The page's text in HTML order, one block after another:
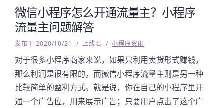
微信小程序怎么开通流量主？小程序
流量主问题解答
发布于 2020/10/21 / 上线君 / 小程序资讯
对于很多小程序商家来说，如果只利用卖货形式赚钱，
那么利润是很有限的。而微信小程序流量主则是另一种
比较简单的盈利方式。就是说，你在自己的小程序里开
通一个广告位，用来展示广告；只要用户点击了这个广